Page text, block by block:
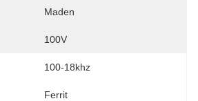
Maden
100V
100-18khz
Ferrit